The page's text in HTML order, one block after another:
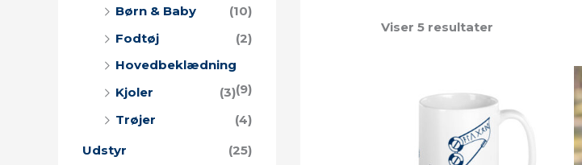
Børn & Baby
(10)
Fodtøj
(2)
Hovedbeklædning
(9)
Kjoler
(3)
Trøjer
(4)
Udstyr
(25)
Viser 5 resultater
110 kr